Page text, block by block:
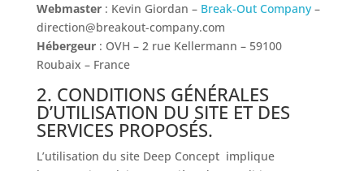
Webmaster : Kevin Giordan – Break-Out Company –
direction@breakout-company.com
Hébergeur : OVH – 2 rue Kellermann – 59100
Roubaix – France
2. CONDITIONS GÉNÉRALES
D’UTILISATION DU SITE ET DES
SERVICES PROPOSÉS.
L’utilisation du siteDeep Concept implique